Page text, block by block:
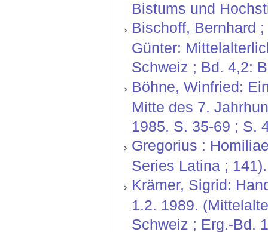
Bistums und
Bischoff, Bernhard
Günter:
Schweiz ; Bd. 4,2:
Böhne, Winfried:
Mitte des 7.
1985. S. 35-69 ; S.
Gregorius :
Series Latina ; 141).
Krämer, Sigrid:
1.2. 1989.
Schweiz ; Erg.-Bd.